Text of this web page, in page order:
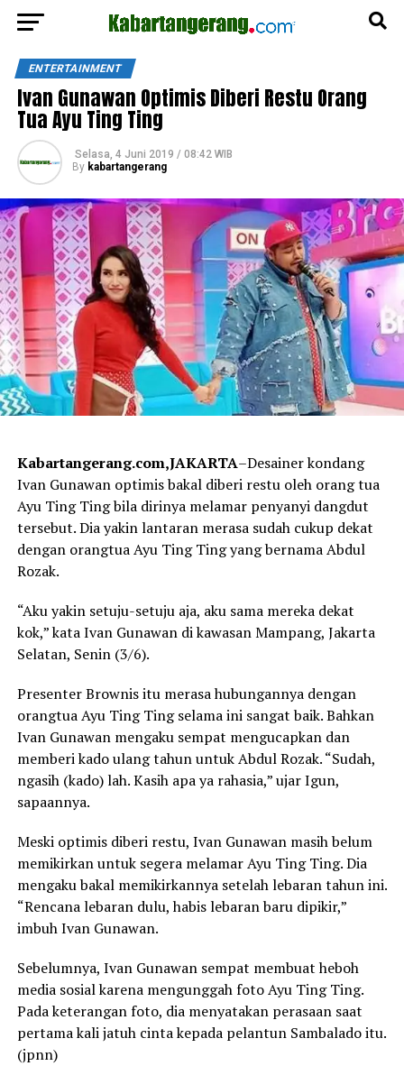
ENTERTAINMENT
Ivan Gunawan Optimis Diberi Restu Orang
Tua Ayu Ting Ting
Selasa, 4 Juni 2019 / 08:42 WIB
By kabartangerang
Kabartangerang.com,JAKARTA–Desainer kondang
Ivan Gunawan optimis bakal diberi restu oleh orang tua
Ayu Ting Ting bila dirinya melamar penyanyi dangdut
tersebut. Dia yakin lantaran merasa sudah cukup dekat
dengan orangtua Ayu Ting Ting yang bernama Abdul
Rozak.
“Aku yakin setuju-setuju aja, aku sama mereka dekat
kok,” kata Ivan Gunawan di kawasan Mampang, Jakarta
Selatan, Senin (3/6).
Presenter Brownis itu merasa hubungannya dengan
orangtua Ayu Ting Ting selama ini sangat baik. Bahkan
Ivan Gunawan mengaku sempat mengucapkan dan
memberi kado ulang tahun untuk Abdul Rozak. “Sudah,
ngasih (kado) lah. Kasih apa ya rahasia,” ujar Igun,
sapaannya.
Meski optimis diberi restu, Ivan Gunawan masih belum
memikirkan untuk segera melamar Ayu Ting Ting. Dia
mengaku bakal memikirkannya setelah lebaran tahun ini.
“Rencana lebaran dulu, habis lebaran baru dipikir,”
imbuh Ivan Gunawan.
Sebelumnya, Ivan Gunawan sempat membuat heboh
media sosial karena mengunggah foto Ayu Ting Ting.
Pada keterangan foto, dia menyatakan perasaan saat
pertama kali jatuh cinta kepada pelantun Sambalado itu.
(jpnn)